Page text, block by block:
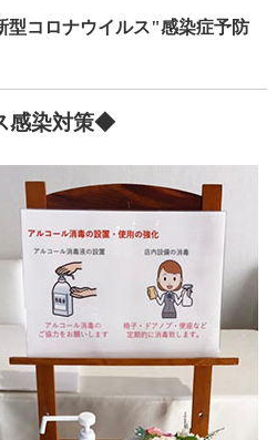
型コロナウイルス"感染症予防
感染対策◆